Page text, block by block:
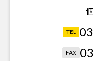
TEL
FAX